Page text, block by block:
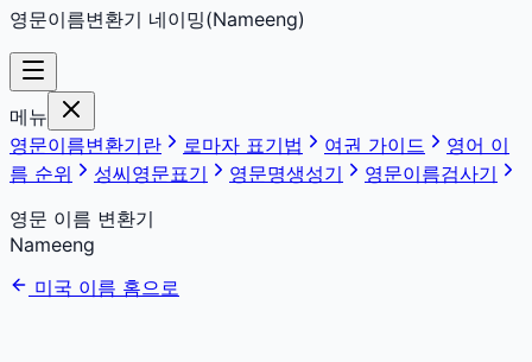
영문이름변환기 네이밍(Nameeng)
메뉴
영문이름변환기란
로마자 표기법 여권 가이드
영어 이
름 순위
성씨영문표기 영문명생성기
영문이름검사기
영문 이름 변환기
Nameeng
미국 이름 홈으로